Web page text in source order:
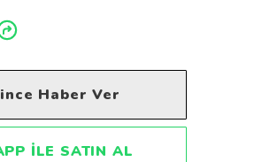
Haber Ver
ILE SATIN AL